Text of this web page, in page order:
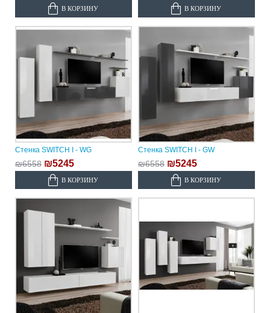
В КОРЗИНУ В КОРЗИНУ
Стенка SWITCH I - WG
₪6558 ₪5245
В КОРЗИНУ
Стенка SWITCH I - GW
₪6558 ₪5245
В КОРЗИНУ